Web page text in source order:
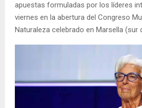
apuestas formuladas por los líderes
viernes en la abertura del Congreso
Naturaleza celebrado en Marsella (sur